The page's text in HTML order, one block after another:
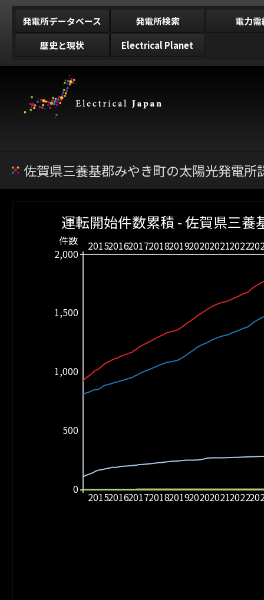
発電所データベース 発電所検索
電力需
歴史と現状
Electrical Planet
佐賀県三養基郡みやき町の太陽光発電
20152016201720182019202020212022
20152016201720182019202020212022
0
500
1,000
1,500
2,000
件数
運転開始件数累積 - 佐賀県三養